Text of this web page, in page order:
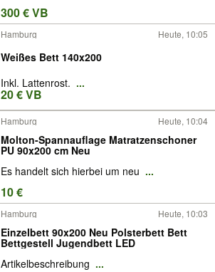
300 € VB
Hamburg Heute, 10:05
Weißes Bett 140x200
Inkl. Lattenrost. ...
20 € VB
Hamburg Heute, 10:04
Molton-Spannauflage Matratzenschoner
PU 90x200 cm Neu
Es handelt sich hierbei um neu ...
10 €
Hamburg Heute, 10:03
Einzelbett 90x200 Neu Polsterbett Bett
Bettgestell Jugendbett LED
Artikelbeschreibung ...